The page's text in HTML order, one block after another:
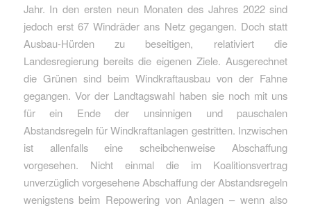
Jahr. In den ersten neun Monaten des Jahres 2022 sind
jedoch erst 67 Windräder ans Netz gegangen. Doch statt
Ausbau-Hürden zu beseitigen, relativiert die
Landesregierung bereits die eigenen Ziele. Ausgerechnet
die Grünen sind beim Windkraftausbau von der Fahne
gegangen. Vor der Landtagswahl haben sie noch mit uns
für ein Ende der unsinnigen und pauschalen
Abstandsregeln für Windkraftanlagen gestritten. Inzwischen
ist allenfalls eine scheibchenweise Abschaffung
vorgesehen. Nicht einmal die im Koalitionsvertrag
unverzüglich vorgesehene Abschaffung der Abstandsregeln
wenigstens beim Repowering von Anlagen – wenn also